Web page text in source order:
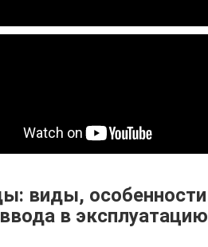
виды, особенности
в эксплуатацию